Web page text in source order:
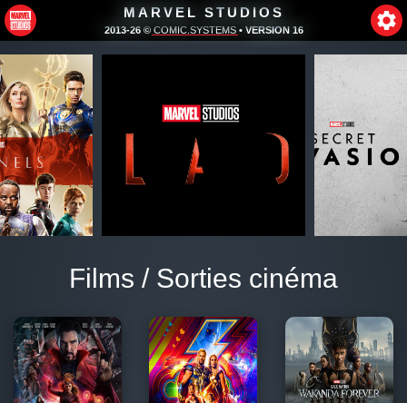
MARVEL STUDIOS
2013-26 © COMIC.SYSTEMS• VERSION 16
Films / Sorties cinéma